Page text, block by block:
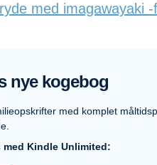
med imagawayaki
nye kogebog
med komplet
med Kindle Unlimited: